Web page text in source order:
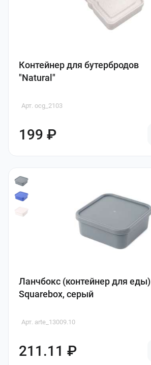
Контейнер для бутербродов
"Natural"
Арт. ocg_2103
199 ₽
Ланчбокс (контейнер для еды)
Squarebox, серый
Арт. arte_13009.10
211.11 ₽